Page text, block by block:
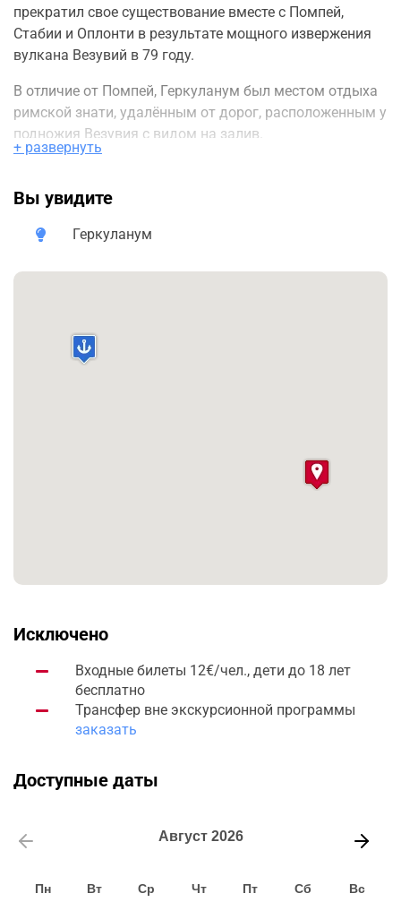
прекратил свое существование вместе с Помпей,
Стабии и Оплонти в результате мощного извержения
вулкана Везувий в 79 году.
В отличие от Помпей, Геркуланум был местом отдыха
римской знати, удалённым от дорог, расположенным у
подножия Везувия с видом на залив.
структуру города, распределение домов, некоторые из
которых находятся в живописном месте на берегу
моря, посмотреть великолепный спа-комплекс,
общественные здания. Хорошее состояние
строительства, обустройства и позволяет насладиться
красотой изящных фресок и мозаик,
была обнаружена великолепная «вил­ла па­пи­ру­сов»,
богато украшенная круп­ней­шей коллекцией брон­зо­
+ развернуть
Вы увидите
Геркуланум
Исключено
Входные билеты 12€/чел., дети до 18 лет
бесплатно
Трансфер вне экскурсионной программы
заказать
Доступные даты
Август 2026
Пн Вт Ср Чт Пт Сб Вс